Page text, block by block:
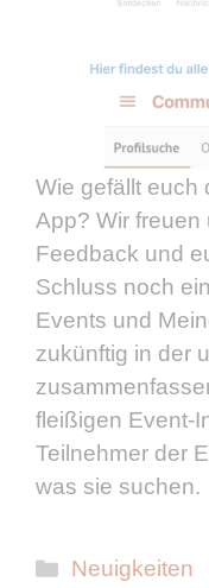
Wie gefällt euch
App? Wir freuen
Feedback und
Schluss noch
Events und
zukünftig in der
fleißigen Event-
Teilnehmer der
was sie suchen.
Kategorien
Neuigkeiten